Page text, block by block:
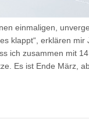
einmaligen,
klappt“, erklären mir
ich zusammen mit
Es ist Ende März,